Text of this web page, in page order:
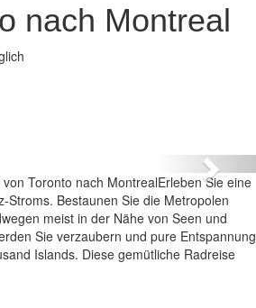
nach Montreal
Next
Toronto nach MontrealErleben Sie eine
Bestaunen Sie die Metropolen
meist in der Nähe von Seen und
Sie verzaubern und pure Entspannung
Islands. Diese gemütliche Radreise